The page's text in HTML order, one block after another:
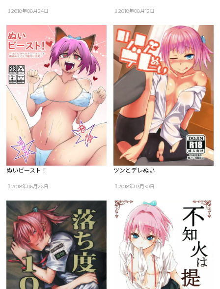
2018年08月24日 2018年08月12日
ぬいビースト！
2018年06月26日
ツンとデレぬい
2018年03月30日